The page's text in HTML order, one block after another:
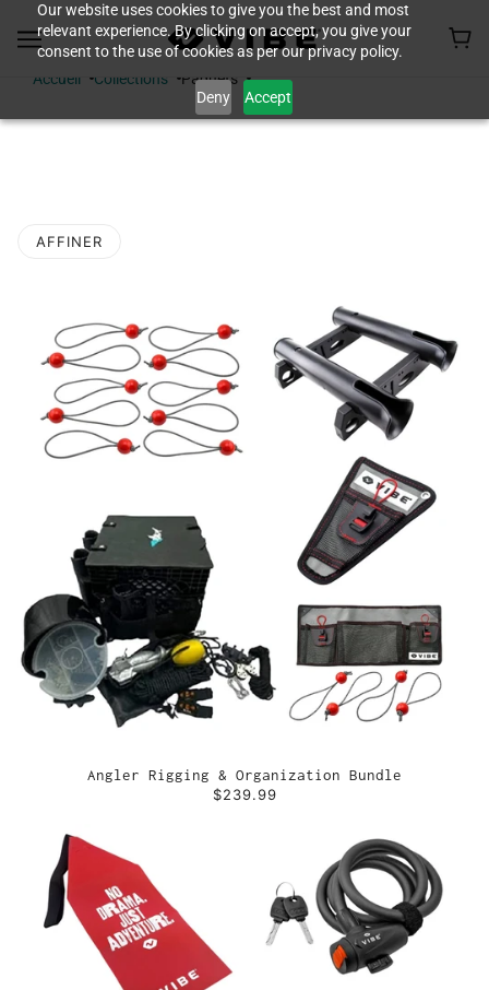
Our website uses cookies to give you the best and most
relevant experience. By clicking on accept, you give your
consent to the use of cookies as per our privacy policy.
Deny Accept
Accueil Collections Paquets
AFFINER
Angler Rigging & Organization Bundle
$239.99